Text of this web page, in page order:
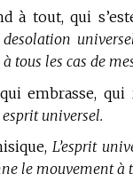
à tout, qui
tous les cas de
embrasse,
universel.
L’esprit
le mouvement à